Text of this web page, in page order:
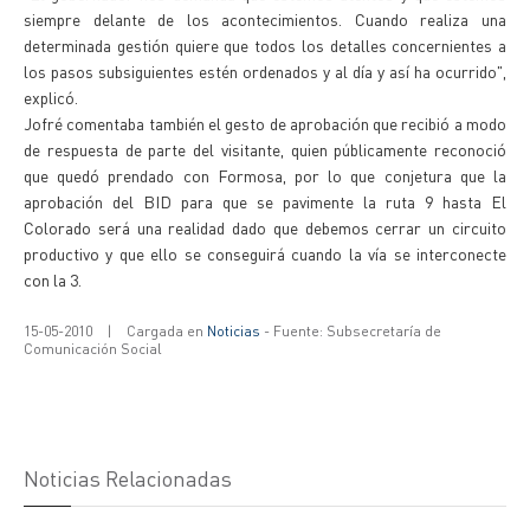
siempre delante de los acontecimientos. Cuando realiza una
determinada gestión quiere que todos los detalles concernientes a
los pasos subsiguientes estén ordenados y al día y así ha ocurrido",
explicó.
Jofré comentaba también el gesto de aprobación que recibió a modo
de respuesta de parte del visitante, quien públicamente reconoció
que quedó prendado con Formosa, por lo que conjetura que la
aprobación del BID para que se pavimente la ruta 9 hasta El
Colorado será una realidad dado que debemos cerrar un circuito
productivo y que ello se conseguirá cuando la vía se interconecte
con la 3.
15-05-2010 | Cargada en Noticias - Fuente: Subsecretaría de
Comunicación Social
Noticias Relacionadas